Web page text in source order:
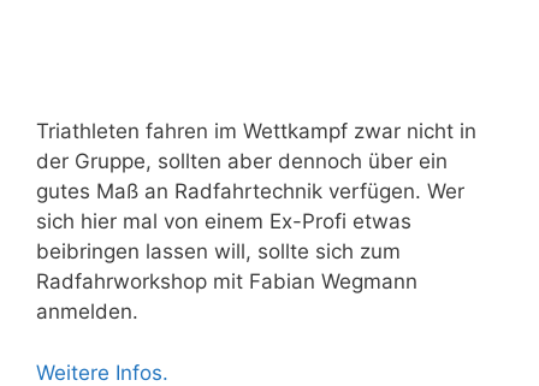
Triathleten fahren im Wettkampf zwar nicht in
der Gruppe, sollten aber dennoch über ein
gutes Maß an Radfahrtechnik verfügen. Wer
sich hier mal von einem Ex-Profi etwas
beibringen lassen will, sollte sich zum
Radfahrworkshop mit Fabian Wegmann
anmelden.
Weitere Infos.